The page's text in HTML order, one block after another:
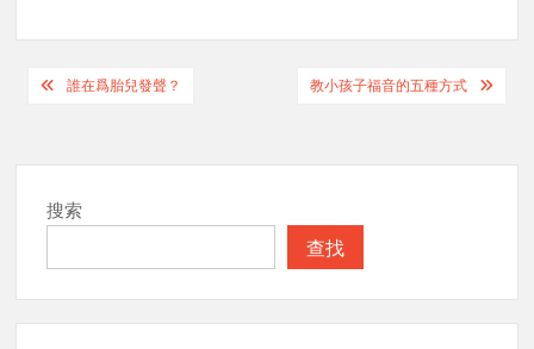
Post誰在爲胎兒發聲？ 教小孩子福音的五種方式
搜索
查找